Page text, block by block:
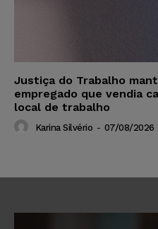
Justiça do Trabalho
empregado que vendia
local de trabalho
Karina Silvério - 07/08/2026